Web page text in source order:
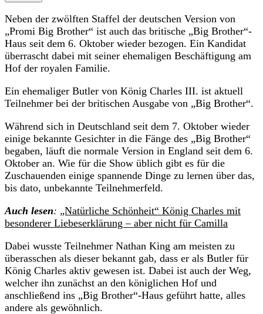
Neben der zwölften Staffel der deutschen Version von
„Promi Big Brother“ ist auch das britische „Big Brother“-
Haus seit dem 6. Oktober wieder bezogen. Ein Kandidat
überrascht dabei mit seiner ehemaligen Beschäftigung am
Hof der royalen Familie.
Ein ehemaliger Butler von König Charles III. ist aktuell
Teilnehmer bei der britischen Ausgabe von „Big Brother“.
Während sich in Deutschland seit dem 7. Oktober wieder
einige bekannte Gesichter in die Fänge des „Big Brother“
begaben, läuft die normale Version in England seit dem 6.
Oktober an. Wie für die Show üblich gibt es für die
Zuschauenden einige spannende Dinge zu lernen über das,
bis dato, unbekannte Teilnehmerfeld.
Auch lesen: „Natürliche Schönheit“ König Charles mit
besonderer Liebeserklärung – aber nicht für Camilla
Dabei wusste Teilnehmer Nathan King am meisten zu
überasschen als dieser bekannt gab, dass er als Butler für
König Charles aktiv gewesen ist. Dabei ist auch der Weg,
welcher ihn zunächst an den königlichen Hof und
anschließend ins „Big Brother“-Haus geführt hatte, alles
andere als gewöhnlich.